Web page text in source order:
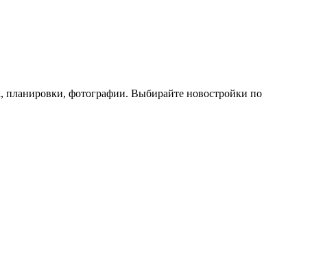
планировки, фотографии. Выбирайте новостройки по